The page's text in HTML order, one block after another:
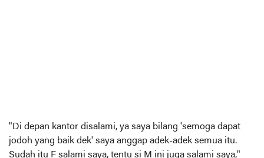
"Di depan kantor disalami, ya saya bilang 'semoga dapat
jodoh yang baik dek' saya anggap adek-adek semua itu.
Sudah itu F salami saya, tentu si M ini juga salami saya,"